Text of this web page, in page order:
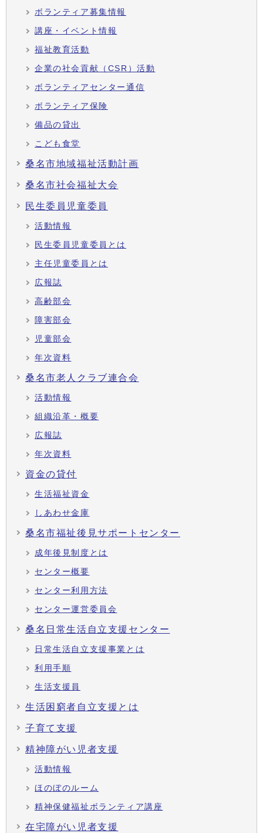
ボランティア募集情報
講座・イベント情報
福祉教育活動
企業の社会貢献（CSR）活動
ボランティアセンター通信
ボランティア保険
備品の貸出
こども食堂
桑名市地域福祉活動計画
桑名市社会福祉大会
民生委員児童委員
活動情報
民生委員児童委員とは
主任児童委員とは
広報誌
高齢部会
障害部会
児童部会
年次資料
桑名市老人クラブ連合会
活動情報
組織沿革・概要
広報誌
年次資料
資金の貸付
生活福祉資金
しあわせ金庫
桑名市福祉後見サポートセンター
成年後見制度とは
センター概要
センター利用方法
センター運営委員会
桑名日常生活自立支援センター
日常生活自立支援事業とは
利用手順
生活支援員
生活困窮者自立支援とは
子育て支援
精神障がい児者支援
活動情報
ほのぼのルーム
精神保健福祉ボランティア講座
在宅障がい児者支援